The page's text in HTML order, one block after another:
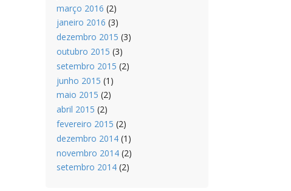
março 2016 (2)
janeiro 2016 (3)
dezembro 2015 (3)
outubro 2015 (3)
setembro 2015 (2)
junho 2015 (1)
maio 2015 (2)
abril 2015 (2)
fevereiro 2015 (2)
dezembro 2014(1)
novembro 2014(2)
setembro 2014(2)